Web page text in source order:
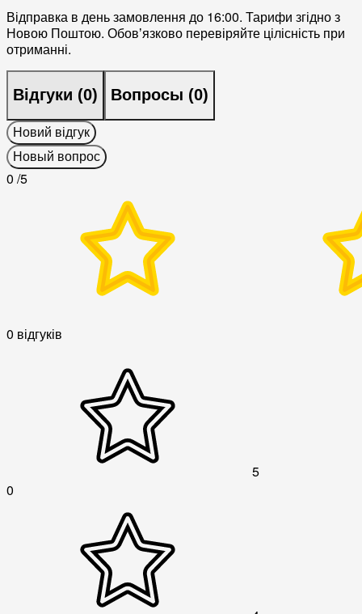
Відправка в день замовлення до 16:00. Тарифи згідно з
Новою Поштою. Обовʼязково перевіряйте цілісність при
отриманні.
Відгуки (0) Вопросы (0)
Новий відгук
Новый вопрос
0 /5
0 відгуків
5
0